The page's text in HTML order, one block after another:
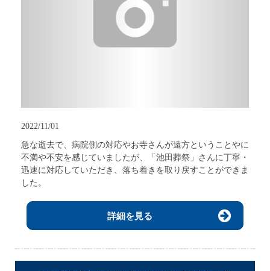
2022/11/01
急な逝去で、病院側の対応やお寺さんが遠方ということやに
不満や不安を感じていましたが、「池田葬祭」さんに丁寧・
迅速に対応していただき、落ち着きを取り戻すことができま
した。
詳細を見る